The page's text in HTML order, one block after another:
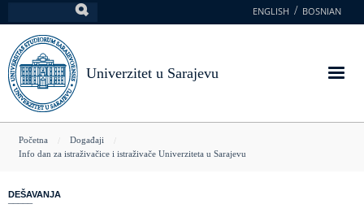
na
glavni
sadržaj
ENGLISH BOSNIAN
Univerzitet u Sarajevu
You
here
Početna
Događaji
Info dan za istraživačice i istraživače Univerziteta u Sarajevu
DEŠAVANJA